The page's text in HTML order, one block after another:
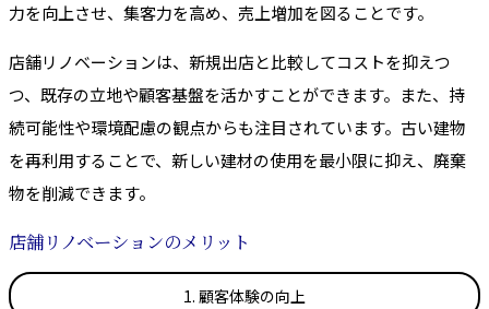
力を向上させ、集客力を高め、売上増加を図ることです。
店舗リノベーションは、新規出店と比較してコストを抑えつ
つ、既存の立地や顧客基盤を活かすことができます。また、持
続可能性や環境配慮の観点からも注目されています。古い建物
を再利用することで、新しい建材の使用を最小限に抑え、廃棄
物を削減できます。
店舗リノベーションのメリット
1. 顧客体験の向上